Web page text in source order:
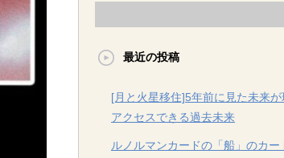
最近の投稿
[月と火星移住]5年前に見た未来
アクセスできる過去未来
ルノルマンカードの「船」のカ